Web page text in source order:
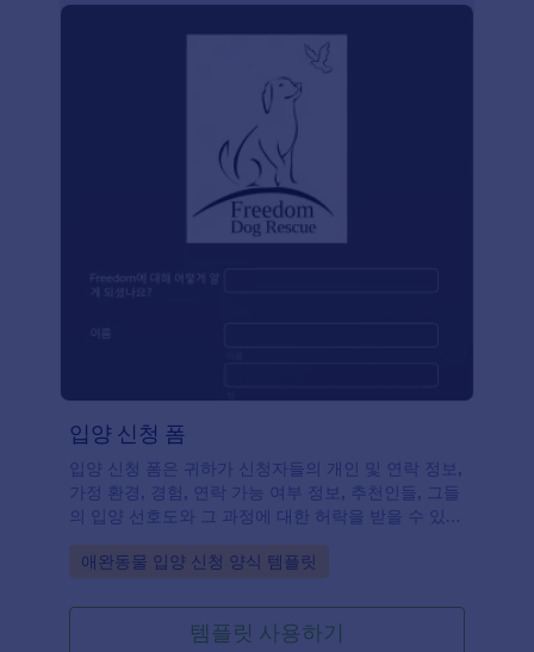
입양 신청 폼
입양 신청 폼은 귀하가 신청자들의 개인 및 연락 정보,
가정 환경, 경험, 연락 가능 여부 정보, 추천인들, 그들
의 입양 선호도와 그 과정에 대한 허락을 받을 수 있도
록 합니다. 귀하는 다양한 위젯과 함께 템플릿을 맞춤
설정 할 수 있고 로고를 추가하거나 귀하의 웹사이트
있습니다.
Go to Category:
애완동물 입양 신청 양식 템플릿
템플릿 사용하기